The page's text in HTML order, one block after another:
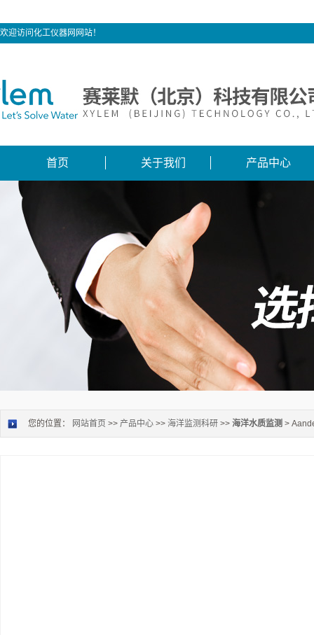
欢迎访问化工仪器网网站！
首页 关于我们 产品中心
您的位置： 网站首页 >> 产品中心 >> 海洋监测科研 >> 海洋水质监测 >